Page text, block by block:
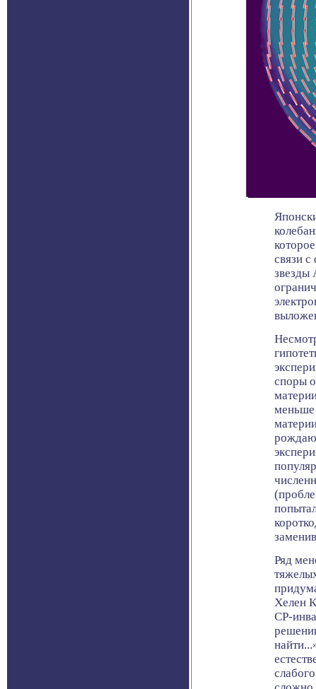
связи
звезды
споры
меньше
Ряд
Хелен
CP-